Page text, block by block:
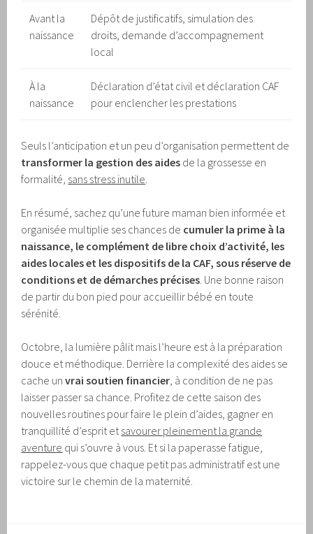
Avant la
naissance
Dépôt de justificatifs, simulation des
droits, demande d’accompagnement
local
À la
naissance
Déclaration d’état civil et déclaration CAF
pour enclencher les prestations
Seuls l’anticipation et un peu d’organisation permettent de
transformer la gestion des aides de la grossesse en
formalité, sans stress inutile
En résumé, sachez qu’une future maman bien informée et
organisée multiplie ses chances de cumuler la prime à la
naissance, le complément de libre choix d’activité, les
aides locales et les dispositifs de la CAF, sous réserve de
conditions et de démarches précises . Une bonne raison
de partir du bon pied pour accueillir bébé en toute
sérénité.
Octobre, la lumière pâlit mais l’heure est à la préparation
douce et méthodique. Derrière la complexité des aides se
cache unvrai soutien financier , à condition de ne pas
laisser passer sa chance. Profitez de cette saison des
nouvelles routines pour faire le plein d’aides, gagner en
tranquillité d’esprit et savourer pleinement la grande
aventure qui s’ouvre à vous. Et si la paperasse fatigue,
rappelez-vous que chaque petit pas administratif est une
victoire sur le chemin de la maternité.